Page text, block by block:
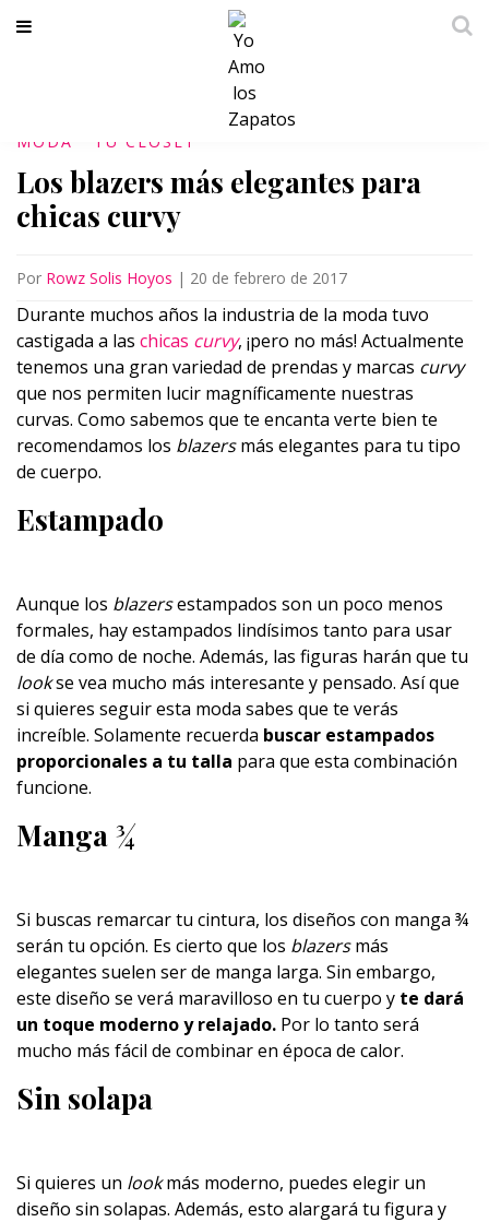
MODA TU CLÓSET
Los blazers más elegantes para
chicas curvy
Por Rowz Solis Hoyos | 20 de febrero de 2017
Durante muchos años la industria de la moda tuvo
castigada a las chicas curvy, ¡pero no más! Actualmente
tenemos una gran variedad de prendas y marcas curvy
que nos permiten lucir magníficamente nuestras
curvas. Como sabemos que te encanta verte bien te
recomendamos los blazersmás elegantes para tu tipo
de cuerpo.
Estampado
Aunque los blazersestampados son un poco menos
formales, hay estampados lindísimos tanto para usar
de día como de noche. Además, las figuras harán que tu
lookse vea mucho más interesante y pensado. Así que
si quieres seguir esta moda sabes que te verás
increíble. Solamente recuerda buscar estampados
proporcionales a tu talla para que esta combinación
funcione.
Manga ¾
Si buscas remarcar tu cintura, los diseños con manga ¾
serán tu opción. Es cierto que los blazersmás
elegantes suelen ser de manga larga. Sin embargo,
este diseño se verá maravilloso en tu cuerpo y te dará
un toque moderno y relajado. Por lo tanto será
mucho más fácil de combinar en época de calor.
Sin solapa
Si quieres un lookmás moderno, puedes elegir un
diseño sin solapas. Además, esto alargará tu figura y